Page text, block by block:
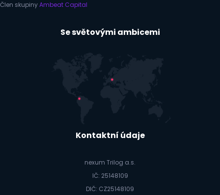
Člen skupinyAmbeat Capital
Se světovými ambicemi
Kontaktní údaje
nexum Trilog a.s.
IČ: 25148109
DIČ: CZ25148109